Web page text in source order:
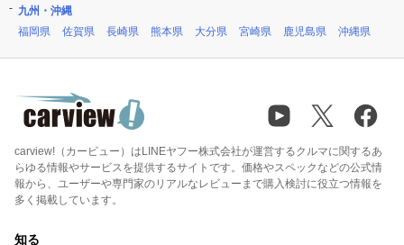
九州・沖縄
福岡県
佐賀県 長崎県 熊本県 大分県 宮崎県 鹿児島県 沖縄県
carview!（カービュー）はLINEヤフー株式会社が運営するクルマに関するあ
らゆる情報やサービスを提供するサイトです。価格やスペックなどの公式情
報から、ユーザーや専門家のリアルなレビューまで購入検討に役立つ情報を
多く掲載しています。
知る